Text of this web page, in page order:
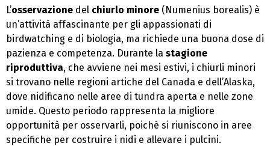
L’osservazione del chiurlo minore (Numenius borealis) è
un’attività affascinante per gli appassionati di
birdwatching e di biologia, ma richiede una buona dose di
pazienza e competenza. Durante la stagione
riproduttiva, che avviene nei mesi estivi, i chiurli minori
si trovano nelle regioni artiche del Canada e dell’Alaska,
dove nidificano nelle aree di tundra aperta e nelle zone
umide. Questo periodo rappresenta la migliore
opportunità per osservarli, poiché si riuniscono in aree
specifiche per costruire i nidi e allevare i pulcini.